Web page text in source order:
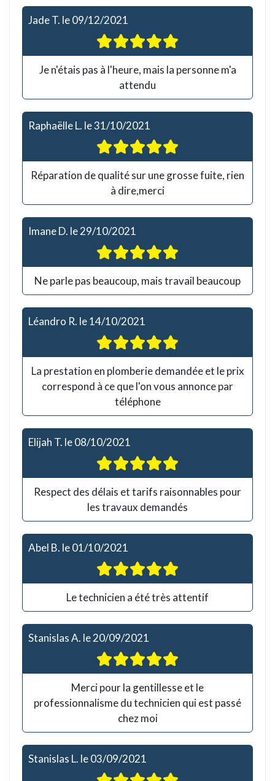
Jade T. le09/12/2021
Je n'étais pas à l'heure, mais la personne m'a
attendu
Raphaëlle L. le31/10/2021
Réparation de qualité sur une grosse fuite, rien
à dire,merci
Imane D. le29/10/2021
Ne parle pas beaucoup, mais travail beaucoup
Léandro R. le14/10/2021
La prestation en plomberie demandée et le prix
correspond à ce que l'on vous annonce par
téléphone
Elijah T. le08/10/2021
Respect des délais et tarifs raisonnables pour
les travaux demandés
Abel B. le01/10/2021
Le technicien a été très attentif
Stanislas A. le20/09/2021
Merci pour la gentillesse et le
professionnalisme du technicien qui est passé
chez moi
Stanislas L. le03/09/2021